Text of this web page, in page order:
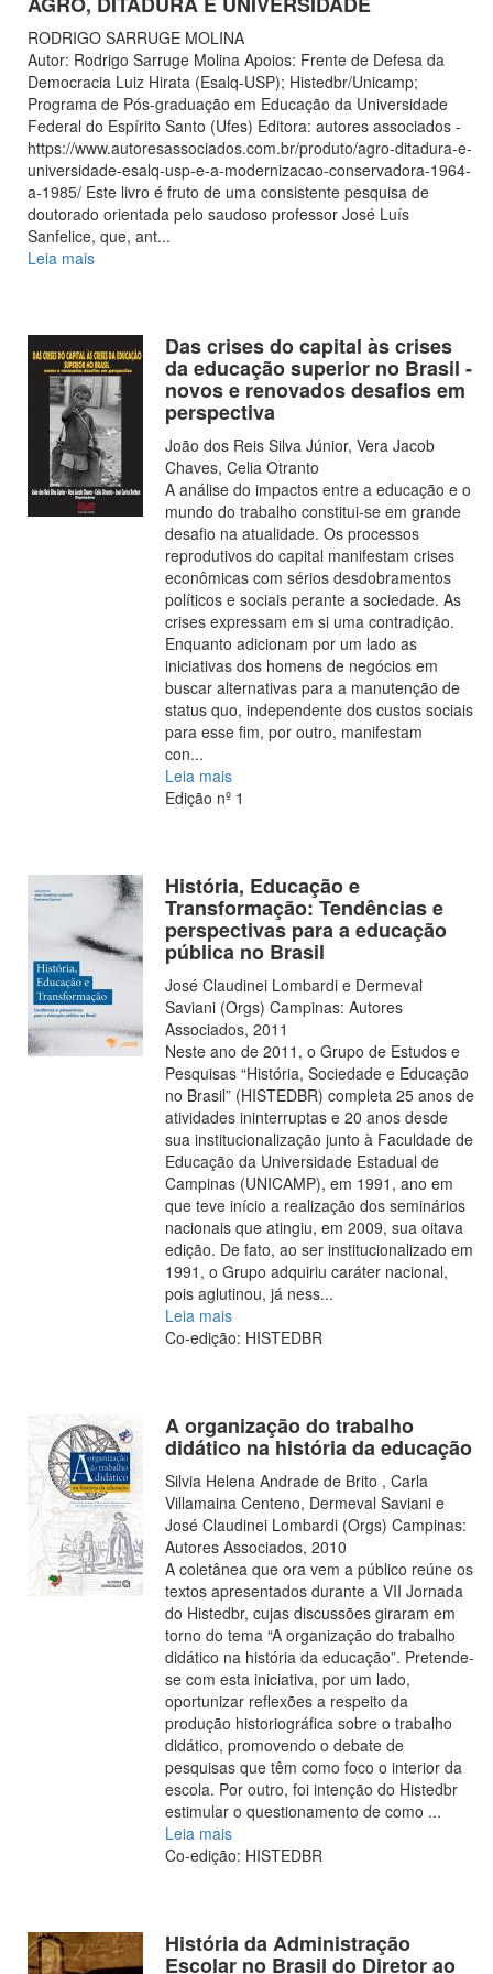
RODRIGO SARRUGE MOLINA
Autor: Rodrigo Sarruge Molina Apoios: Frente de Defesa da
Democracia Luiz Hirata (Esalq-USP); Histedbr/Unicamp;
Programa de Pós-graduação em Educação da Universidade
Federal do Espírito Santo (Ufes) Editora: autores associados -
https://www.autoresassociados.com.br/produto/agro-ditadura-e-
universidade-esalq-usp-e-a-modernizacao-conservadora-1964-
a-1985/ Este livro é fruto de uma consistente pesquisa de
doutorado orientada pelo saudoso professor José Luís
Sanfelice, que, ant...
Leia mais
Das crises do capital às crises
da educação superior no Brasil -
novos e renovados desafios em
perspectiva
João dos Reis Silva Júnior, Vera Jacob
Chaves, Celia Otranto
A análise do impactos entre a educação e o
mundo do trabalho constitui-se em grande
desafio na atualidade. Os processos
reprodutivos do capital manifestam crises
econômicas com sérios desdobramentos
políticos e sociais perante a sociedade. As
crises expressam em si uma contradição.
Enquanto adicionam por um lado as
iniciativas dos homens de negócios em
buscar alternativas para a manutenção de
status quo, independente dos custos sociais
para esse fim, por outro, manifestam
con...
Leia mais
Edição nº 1
História, Educação e
Transformação: Tendências e
perspectivas para a educação
pública no Brasil
José Claudinei Lombardi e Dermeval
Saviani (Orgs) Campinas: Autores
Associados, 2011
Neste ano de 2011, o Grupo de Estudos e
Pesquisas “História, Sociedade e Educação
no Brasil” (HISTEDBR) completa 25 anos de
atividades ininterruptas e 20 anos desde
sua institucionalização junto à Faculdade de
Educação da Universidade Estadual de
Campinas (UNICAMP), em 1991, ano em
que teve início a realização dos seminários
nacionais que atingiu, em 2009, sua oitava
edição. De fato, ao ser institucionalizado em
1991, o Grupo adquiriu caráter nacional,
pois aglutinou, já ness...
Leia mais
Co-edição: HISTEDBR
A organização do trabalho
didático na história da educação
Silvia Helena Andrade de Brito , Carla
Villamaina Centeno, Dermeval Saviani e
José Claudinei Lombardi (Orgs) Campinas:
Autores Associados, 2010
A coletânea que ora vem a público reúne os
textos apresentados durante a VII Jornada
do Histedbr, cujas discussões giraram em
torno do tema “A organização do trabalho
didático na história da educação”. Pretende-
se com esta iniciativa, por um lado,
oportunizar reflexões a respeito da
produção historiográfica sobre o trabalho
didático, promovendo o debate de
pesquisas que têm como foco o interior da
escola. Por outro, foi intenção do Histedbr
estimular o questionamento de como ...
Leia mais
Co-edição: HISTEDBR
História da Administração
Escolar no Brasil do Diretor ao